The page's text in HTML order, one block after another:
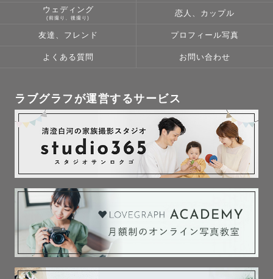
・4mベール無料レンタル
・ヘアメイク・アテンドさんご紹介可能
・夜景撮影対応可能
・ブーケ、ドレスショップご紹介可能
▪️おすすめ撮影エリア（2025/10/30更新）
📍横浜（日中＆夜景）
日中は街中ロケ、夕方以降は大さん橋へ移動し、夜景を背
景にしたロマンチックな撮影ができます。
※大さん橋エリアは撮影申請が必要です。
📍城ヶ島
春夏に人気のロケーション。日中は緑、夕方は岩場と夕陽
の海で表情の異なる写真が撮れます。
ウェディング
(前撮り、後撮り)
恋人、カップル
友達、フレンド プロフィール写真
よくある質問 お問い合わせ
ラブグラフが運営するサービス